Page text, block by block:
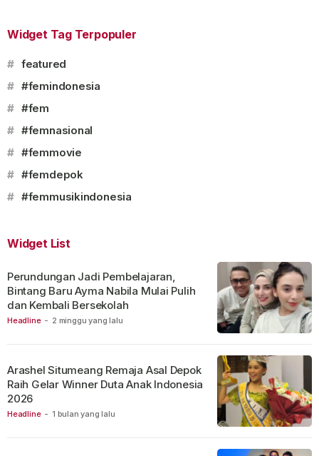
Widget Tag Terpopuler
# featured
# #femindonesia
# #fem
# #femnasional
# #femmovie
# #femdepok
# #femmusikindonesia
Widget List
Headline - 2 minggu yang lalu
Perundungan Jadi Pembelajaran,
Bintang Baru Ayma Nabila Mulai Pulih
dan Kembali Bersekolah
Headline - 1 bulan yang lalu
Arashel Situmeang Remaja Asal Depok
Raih Gelar Winner Duta Anak Indonesia
2026